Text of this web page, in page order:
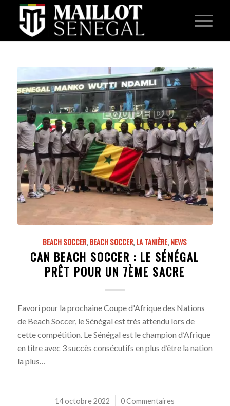
BEACH SOCCER,BEACH SOCCER,LA TANIÈRE,NEWS
CAN BEACH SOCCER : LE SÉNÉGAL
PRÊT POUR UN 7ÈME SACRE
Favori pour la prochaine Coupe d'Afrique des Nations
de Beach Soccer, le Sénégal est très attendu lors de
cette compétition. Le Sénégal est le champion d’Afrique
en titre avec 3 succès consécutifs en plus d’être la nation
la plus…
14 octobre 2022
/ 0 Commentaires